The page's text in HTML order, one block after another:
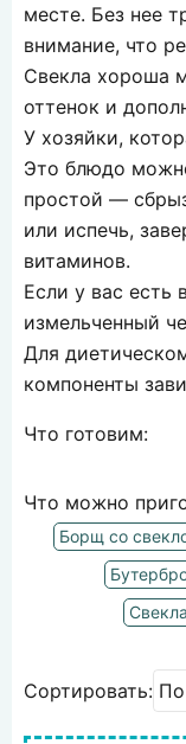
месте. Без нее
внимание, что
Свекла хороша
оттенок и
У хозяйки,
Это блюдо
простой —
или испечь,
витаминов.
Если у вас есть
измельченный
Для
компоненты
Что готовим:
Что можно
Борщ со
Сортировать: